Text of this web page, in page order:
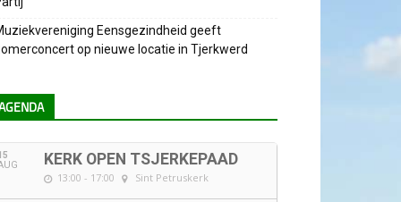
Eensgezindheid geeft
op nieuwe locatie in Tjerkwerd
KERK OPEN TSJERKEPAAD
13:00 - 17:00 Sint Petruskerk